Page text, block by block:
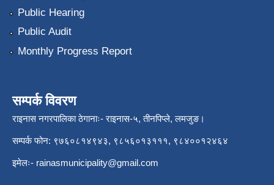
Public Hearing
Public Audit
Monthly Progress Report
सम्पर्क विवरण
राइनास नगरपालिका ठेगानाः- राइनास-५, तीनपिप्ले, लमजुङ।
सम्पर्क फोन: ९७६०८१४९४३, ९८५६०१३१११, ९८४००१२४६४
इमेलः- rainasmunicipality@gmail.com